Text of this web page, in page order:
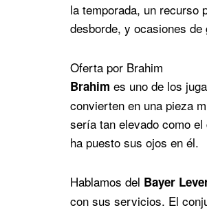
la temporada, un recurso
desborde, y ocasiones
Oferta por Brahim
Brahim es uno de los
convierten en una pieza
sería tan elevado como
ha puesto sus ojos en él.
Hablamos del Bayer
con sus servicios. El